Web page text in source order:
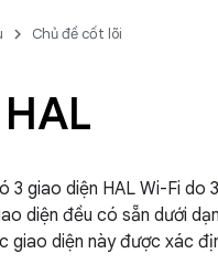
Chủ đề cốt lõi
3 giao diện HAL Wi-Fi
diện đều có sẵn dưới
giao diện này được xác